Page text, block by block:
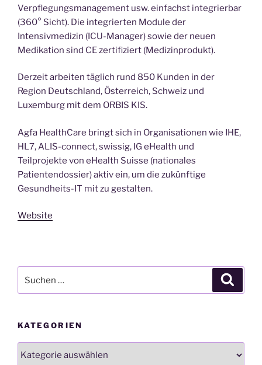
Verpflegungsmanagement usw. einfachst integrierbar
(360° Sicht). Die integrierten Module der
Intensivmedizin (ICU-Manager) sowie der neuen
Medikation sind CE zertifiziert (Medizinprodukt).
Derzeit arbeiten täglich rund 850 Kunden in der
Region Deutschland, Österreich, Schweiz und
Luxemburg mit dem ORBIS KIS.
Agfa HealthCare bringt sich in Organisationen wie IHE,
HL7, ALIS-connect, swissig, IG eHealth und
Teilprojekte von eHealth Suisse (nationales
Patientendossier) aktiv ein, um die zukünftige
Gesundheits-IT mit zu gestalten.
Website
nach:
KATEGORIEN